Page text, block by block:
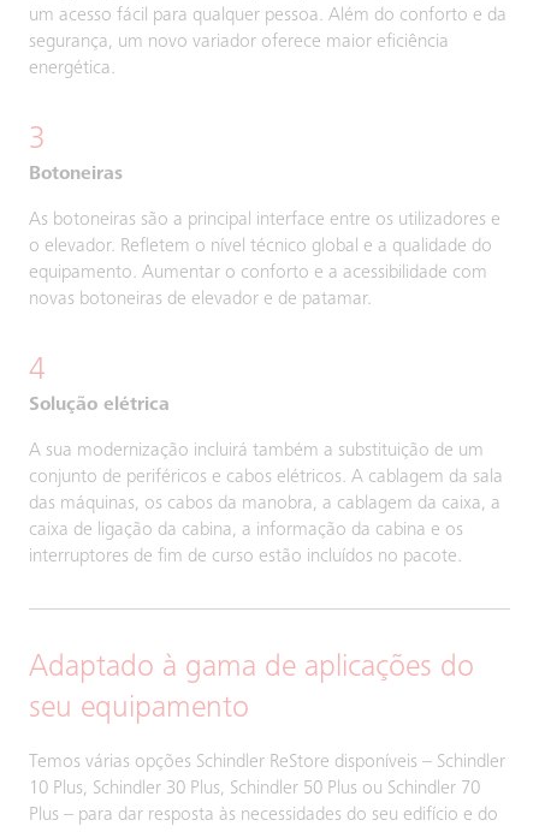
um acesso fácil para qualquer pessoa. Além do conforto e da
segurança, um novo variador oferece maior eficiência
energética.
3
Botoneiras
As botoneiras são a principal interface entre os utilizadores e
o elevador. Refletem o nível técnico global e a qualidade do
equipamento. Aumentar o conforto e a acessibilidade com
novas botoneiras de elevador e de patamar.
4
Solução elétrica
A sua modernização incluirá também a substituição de um
conjunto de periféricos e cabos elétricos. A cablagem da sala
das máquinas, os cabos da manobra, a cablagem da caixa, a
caixa de ligação da cabina, a informação da cabina e os
interruptores de fim de curso estão incluídos no pacote.
Adaptado à gama de aplicações do
seu equipamento
Temos várias opções Schindler ReStore disponíveis – Schindler
10 Plus, Schindler 30 Plus, Schindler 50 Plus ou Schindler 70
Plus – para dar resposta às necessidades do seu edifício e do